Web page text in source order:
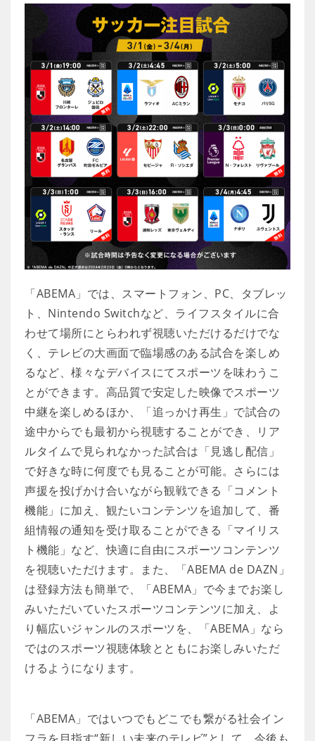
「ABEMA」では、スマートフォン、PC、タブレッ
ト、Nintendo Switchなど、ライフスタイルに合
わせて場所にとらわれず視聴いただけるだけでな
く、テレビの大画面で臨場感のある試合を楽しめ
るなど、様々なデバイスにてスポーツを味わうこ
とができます。高品質で安定した映像でスポーツ
中継を楽しめるほか、「追っかけ再生」で試合の
途中からでも最初から視聴することができ、リア
ルタイムで見られなかった試合は「見逃し配信」
で好きな時に何度でも見ることが可能。さらには
声援を投げかけ合いながら観戦できる「コメント
機能」に加え、観たいコンテンツを追加して、番
組情報の通知を受け取ることができる「マイリス
ト機能」など、快適に自由にスポーツコンテンツ
を視聴いただけます。また、「ABEMA de DAZN」
は登録方法も簡単で、「ABEMA」で今までお楽し
みいただいていたスポーツコンテンツに加え、よ
り幅広いジャンルのスポーツを、「ABEMA」なら
ではのスポーツ視聴体験とともにお楽しみいただ
けるようになります。
「ABEMA」ではいつでもどこでも繋がる社会イン